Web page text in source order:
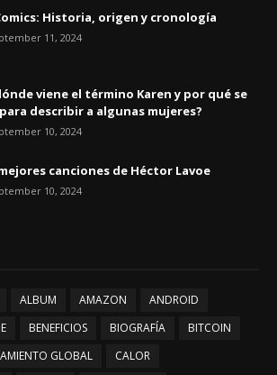
Historia, origen y cronología
11, 2024
viene el término Karen y por qué se
describir a algunas mujeres?
10, 2024
canciones de Héctor Lavoe
10, 2024
ALBUM AMAZON
ANDROID
BENEFICIOS BIOGRAFÍA
BITCOIN
GLOBAL
CALOR